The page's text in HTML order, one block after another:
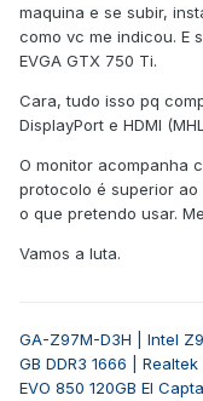
maquina e se subir,
como vc me indicou. E
EVGA GTX 750 Ti.
Cara, tudo isso pq
DisplayPort e HDMI
O monitor acompanha
protocolo é superior ao
o que pretendo usar.
Vamos a luta.
GA-Z97M-D3H | Intel
GB DDR3 1666 |
EVO 850 120GB El